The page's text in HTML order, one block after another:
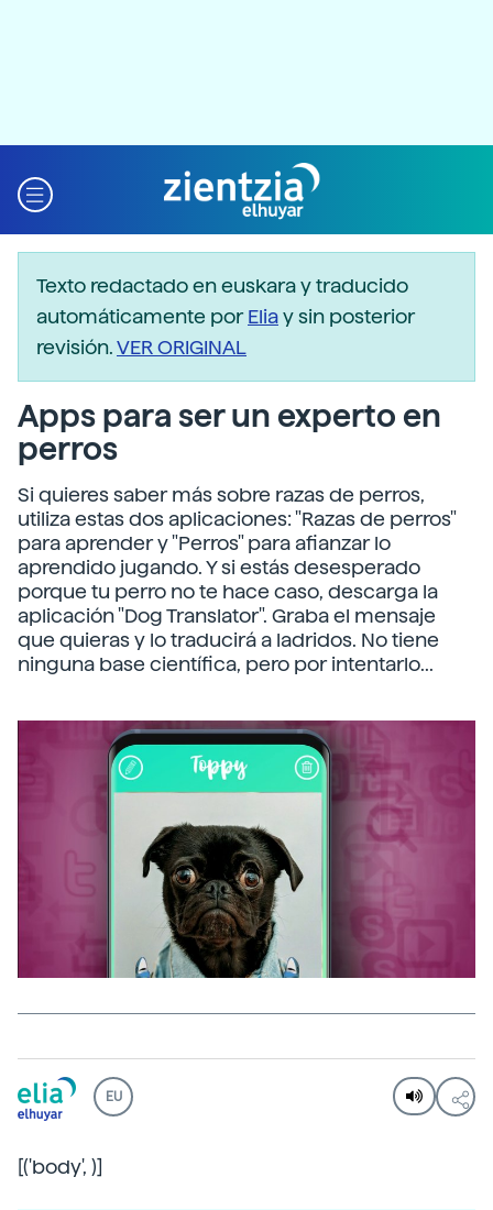
Texto redactado en euskara y traducido
automáticamente porEliay sin posterior
revisión.VER ORIGINAL
Apps para ser un experto en
perros
Si quieres saber más sobre razas de perros,
utiliza estas dos aplicaciones: "Razas de perros"
para aprender y "Perros" para afianzar lo
aprendido jugando. Y si estás desesperado
porque tu perro no te hace caso, descarga la
aplicación "Dog Translator". Graba el mensaje
que quieras y lo traducirá a ladridos. No tiene
ninguna base científica, pero por intentarlo...
EU
[('body', )]